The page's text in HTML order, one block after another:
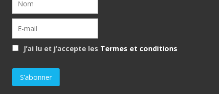
J’ai lu et j’accepte les Termes et conditions